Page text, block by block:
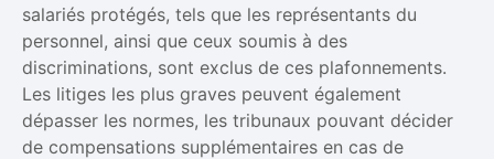
salariés protégés, tels que les représentants du
personnel, ainsi que ceux soumis à des
discriminations, sont exclus de ces plafonnements.
Les litiges les plus graves peuvent également
dépasser les normes, les tribunaux pouvant décider
de compensations supplémentaires en cas de